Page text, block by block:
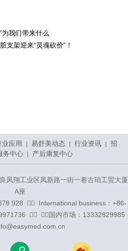
为我们带来什么
支架迎来“灵魂砍价”！
业应用 易舒美动态 行业资讯
招
务中心 产后康复中心
凤翔工业区凤新路一街一巷古珀工贸大厦
A座
928 ᅟᅠ ᅟInternational business：+86-
ᅟᅠ ᅟᅠ国内市场：13332829985